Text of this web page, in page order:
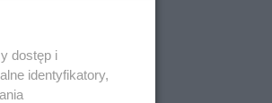
dostęp i
identyfikatory,